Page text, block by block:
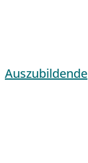
Auszubildende